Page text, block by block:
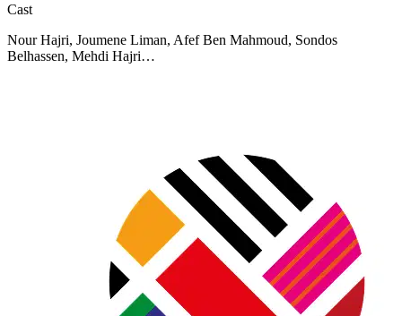
Cast
Nour Hajri, Joumene Liman, Afef Ben Mahmoud, Sondos
Belhassen, Mehdi Hajri…